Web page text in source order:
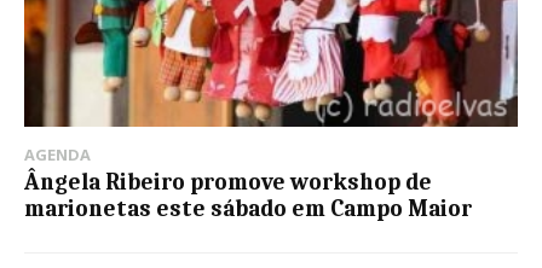
AGENDA
Ângela Ribeiro promove workshop de
marionetas este sábado em Campo Maior